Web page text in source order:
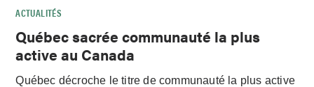
ACTUALITÉS
Québec sacrée communauté la plus
active au Canada
Québec décroche le titre de communauté la plus active